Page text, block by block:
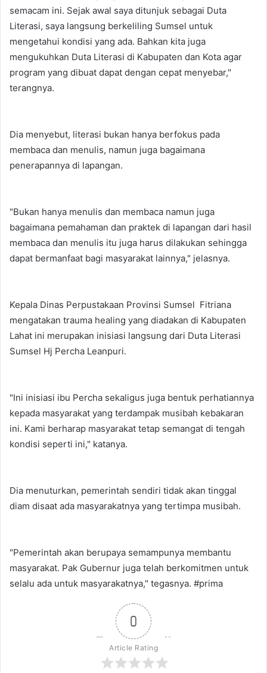
semacam ini. Sejak awal saya ditunjuk sebagai Duta
Literasi, saya langsung berkeliling Sumsel untuk
mengetahui kondisi yang ada. Bahkan kita juga
mengukuhkan Duta Literasi di Kabupaten dan Kota agar
program yang dibuat dapat dengan cepat menyebar,"
terangnya.
Dia menyebut, literasi bukan hanya berfokus pada
membaca dan menulis, namun juga bagaimana
penerapannya di lapangan.
"Bukan hanya menulis dan membaca namun juga
bagaimana pemahaman dan praktek di lapangan dari hasil
membaca dan menulis itu juga harus dilakukan sehingga
dapat bermanfaat bagi masyarakat lainnya," jelasnya.
Kepala Dinas Perpustakaan Provinsi Sumsel Fitriana
mengatakan trauma healing yang diadakan di Kabupaten
Lahat ini merupakan inisiasi langsung dari Duta Literasi
Sumsel Hj Percha Leanpuri.
"Ini inisiasi ibu Percha sekaligus juga bentuk perhatiannya
kepada masyarakat yang terdampak musibah kebakaran
ini. Kami berharap masyarakat tetap semangat di tengah
kondisi seperti ini," katanya.
Dia menuturkan, pemerintah sendiri tidak akan tinggal
diam disaat ada masyarakatnya yang tertimpa musibah.
"Pemerintah akan berupaya semampunya membantu
masyarakat. Pak Gubernur juga telah berkomitmen untuk
selalu ada untuk masyarakatnya," tegasnya. #prima
0
Article Rating